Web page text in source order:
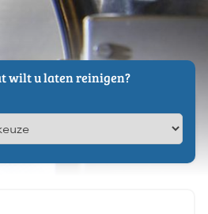
wilt u laten reinigen?